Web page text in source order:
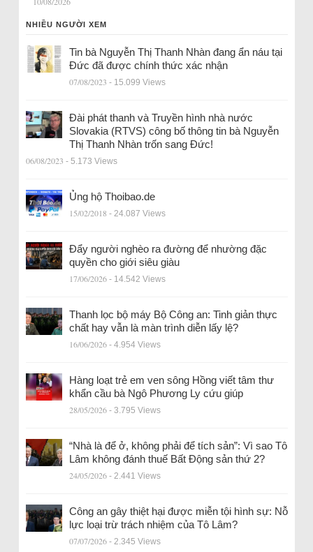
NHIỀU NGƯỜI XEM
Tin bà Nguyễn Thị Thanh Nhàn đang ẩn náu tại
Đức đã được chính thức xác nhận
07/08/2023 - 15.099 Views
Đài phát thanh và Truyền hình nhà nước
Slovakia (RTVS) công bố thông tin bà Nguyễn
Thị Thanh Nhàn trốn sang Đức!
06/08/2023 - 5.173 Views
Ủng hộ Thoibao.de
15/02/2018 - 24.087 Views
Đẩy người nghèo ra đường để nhường đặc
quyền cho giới siêu giàu
17/06/2026 - 14.542 Views
Thanh lọc bộ máy Bộ Công an: Tinh giản thực
chất hay vẫn là màn trình diễn lấy lệ?
16/06/2026 - 4.954 Views
Hàng loạt trẻ em ven sông Hồng viết tâm thư
khẩn cầu bà Ngô Phương Ly cứu giúp
28/05/2026 - 3.795 Views
“Nhà là để ở, không phải để tích sản”: Vì sao Tô
Lâm không đánh thuế Bất Động sản thứ 2?
24/05/2026 - 2.441 Views
Công an gây thiệt hại được miễn tội hình sự: Nỗ
lực loại trừ trách nhiệm của Tô Lâm?
07/07/2026 - 2.345 Views